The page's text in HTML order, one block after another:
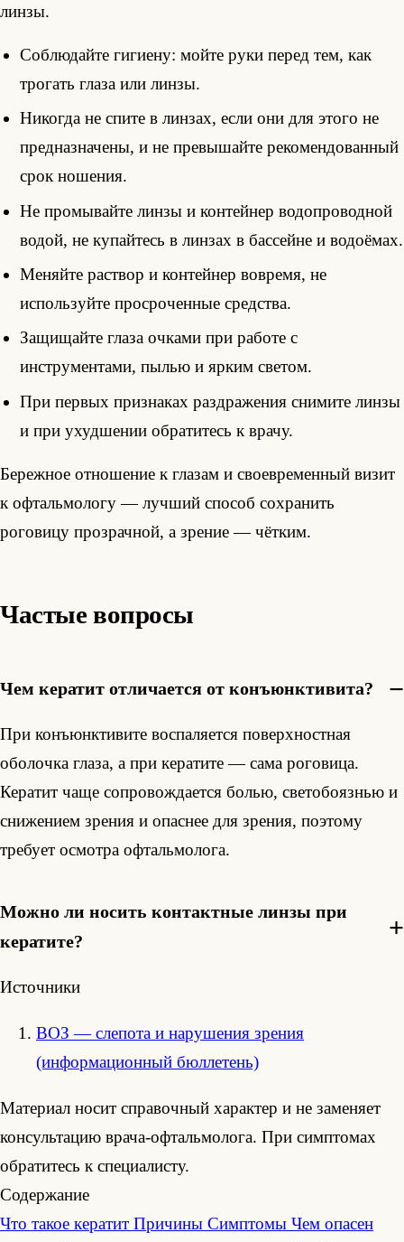
линзы.
Соблюдайте гигиену: мойте руки перед тем, как
трогать глаза или линзы.
Никогда не спите в линзах, если они для этого не
предназначены, и не превышайте рекомендованный
срок ношения.
Не промывайте линзы и контейнер водопроводной
водой, не купайтесь в линзах в бассейне и водоёмах.
Меняйте раствор и контейнер вовремя, не
используйте просроченные средства.
Защищайте глаза очками при работе с
инструментами, пылью и ярким светом.
При первых признаках раздражения снимите линзы
и при ухудшении обратитесь к врачу.
Бережное отношение к глазам и своевременный визит
к офтальмологу — лучший способ сохранить
роговицу прозрачной, а зрение — чётким.
Частые вопросы
Чем кератит отличается от конъюнктивита?
При конъюнктивите воспаляется поверхностная
оболочка глаза, а при кератите — сама роговица.
Кератит чаще сопровождается болью, светобоязнью и
снижением зрения и опаснее для зрения, поэтому
требует осмотра офтальмолога.
Можно ли носить контактные линзы при
кератите?
Источники
ВОЗ — слепота и нарушения зрения
(информационный бюллетень)
Материал носит справочный характер и не заменяет
консультацию врача-офтальмолога. При симптомах
обратитесь к специалисту.
Содержание
Что такое кератит Причины Симптомы Чем опасен